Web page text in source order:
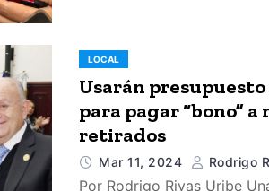
LOCAL
Usarán
para pagar “bono”
retirados
Mar 11, 2024 Rodrigo
Por Rodrigo Rivas Uribe